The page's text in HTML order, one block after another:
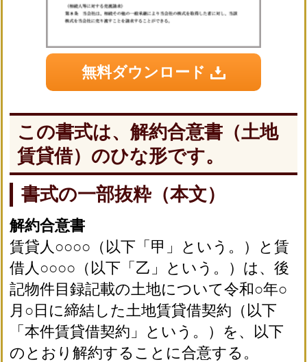
無料ダウンロード
この書式は、解約合意書（土地
賃貸借）のひな形です。
書式の一部抜粋（本文）
解約合意書
賃貸人○○○○（以下「甲」という。）と賃
借人○○○○（以下「乙」という。）は、後
記物件目録記載の土地について令和○年○
月○日に締結した土地賃貸借契約（以下
「本件賃貸借契約」という。）を、以下
のとおり解約することに合意する。